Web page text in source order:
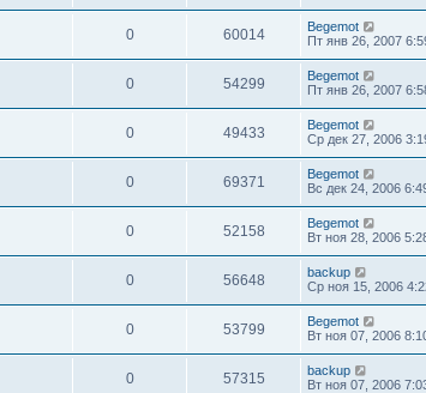
0 60014
Begemot
Пт янв 26, 2007
0 54299
Begemot
Пт янв 26, 2007
0 49433
Begemot
Ср дек 27, 2006
0 69371
Begemot
Вс дек 24, 2006
0 52158
Begemot
Вт ноя 28, 2006
0 56648
backup
Ср ноя 15, 2006
0 53799
Begemot
Вт ноя 07, 2006
0 57315
backup
Вт ноя 07, 2006